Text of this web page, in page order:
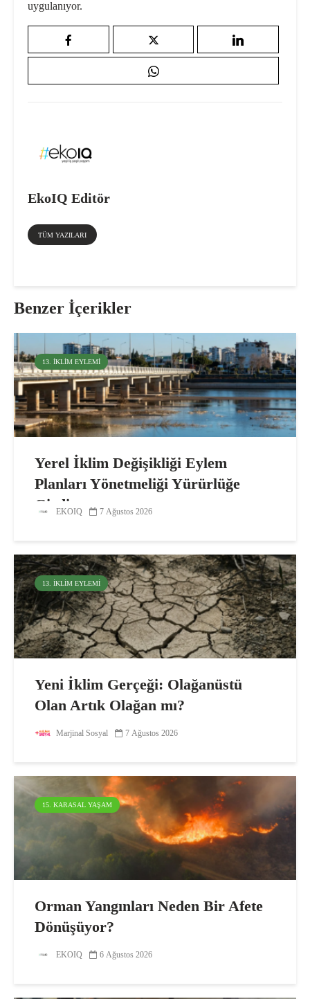
uygulanıyor.
EkoIQ Editör
TÜM YAZILARI
Benzer İçerikler
13. İKLIM EYLEMI
Yerel İklim Değişikliği Eylem
Planları Yönetmeliği Yürürlüğe
GirdiEKOIQ 7 Ağustos 2026
13. İKLIM EYLEMI
Yeni İklim Gerçeği: Olağanüstü
Olan Artık Olağan mı?
Marjinal Sosyal 7 Ağustos 2026
15. KARASAL YAŞAM
Orman Yangınları Neden Bir Afete
Dönüşüyor?
EKOIQ 6 Ağustos 2026